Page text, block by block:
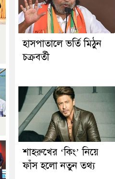
হাসপাতালে ভর্তি মিঠুন
চক্রবর্তী
শাহরুখের ‘কিং’ নিয়ে
ফাঁস হলো নতুন তথ্য